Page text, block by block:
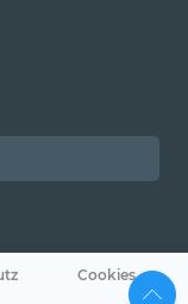
Cookies